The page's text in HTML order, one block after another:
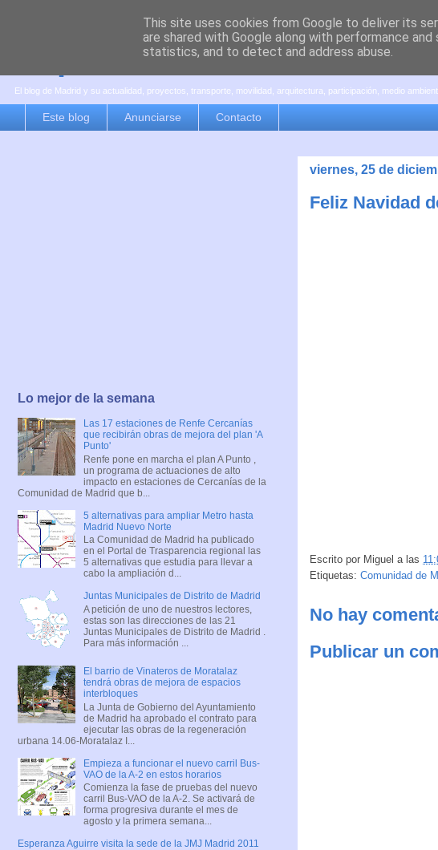
es por madrid
El blog de Madrid y su actualidad, proyectos, transporte, movilidad, arquitectura, participación, medio
Este blog Anunciarse Contacto
viernes, 25 de
Feliz Navidad
Escrito por Miguel a las
Etiquetas: Comunidad de
No hay
Publicar un
Lo mejor de la semana
Las 17 estaciones de Renfe Cercanías
que recibirán obras de mejora del plan 'A
Punto'
Renfe pone en marcha el plan A Punto ,
un programa de actuaciones de alto
impacto en estaciones de Cercanías de la
Comunidad de Madrid que b...
5 alternativas para ampliar Metro hasta
Madrid Nuevo Norte
La Comunidad de Madrid ha publicado
en el Portal de Trasparencia regional las
5 alternativas que estudia para llevar a
cabo la ampliación d...
Juntas Municipales de Distrito de Madrid
A petición de uno de nuestros lectores,
estas son las direcciones de las 21
Juntas Municipales de Distrito de Madrid .
Para más información ...
El barrio de Vinateros de Moratalaz
tendrá obras de mejora de espacios
interbloques
La Junta de Gobierno del Ayuntamiento
de Madrid ha aprobado el contrato para
ejecutar las obras de la regeneración
urbana 14.06-Moratalaz I...
Empieza a funcionar el nuevo carril Bus-
VAO de la A-2 en estos horarios
Comienza la fase de pruebas del nuevo
carril Bus-VAO de la A-2. Se activará de
forma progresiva durante el mes de
agosto y la primera semana...
Esperanza Aguirre visita la sede de la JMJ Madrid 2011
This site uses cookies from Google to deliver its
are shared with Google along with performance
statistics, and to detect and address abuse.